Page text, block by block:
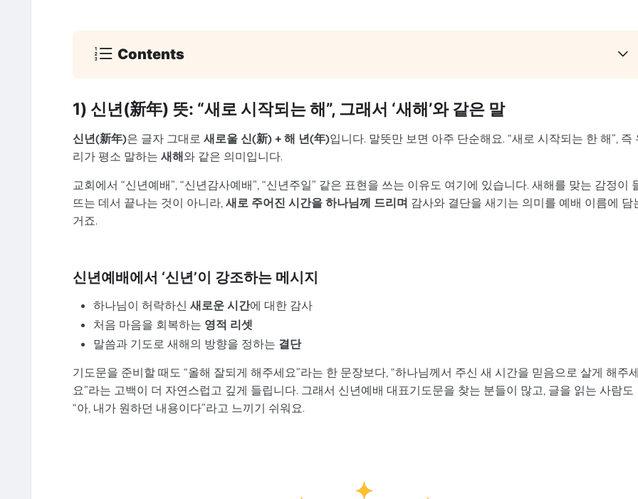
Contents
1) 신년(新年) 뜻: “새로 시작되는 해”, 그래서 ‘새해’와 같은 말
신년(新年)은 글자 그대로 새로울 신(新) + 해 년(年)입니다. 말뜻만 보면 아주 단순해요. “새로 시작되는 한 해”, 즉
리가 평소 말하는 새해와 같은 의미입니다.
교회에서 “신년예배”, “신년감사예배”, “신년주일” 같은 표현을 쓰는 이유도 여기에 있습니다. 새해를 맞는 감정이
뜨는 데서 끝나는 것이 아니라, 새로 주어진 시간을 하나님께 드리며 감사와 결단을 새기는 의미를 예배 이름에 담
거죠.
신년예배에서 ‘신년’이 강조하는 메시지
하나님이 허락하신새로운 시간에 대한 감사
처음 마음을 회복하는 영적 리셋
말씀과 기도로 새해의 방향을 정하는 결단
기도문을 준비할 때도 “올해 잘되게 해주세요”라는 한 문장보다, “하나님께서 주신 새 시간을 믿음으로 살게 해주
요”라는 고백이 더 자연스럽고 깊게 들립니다. 그래서 신년예배 대표기도문을 찾는 분들이 많고, 글을 읽는 사람도
“아, 내가 원하던 내용이다”라고 느끼기 쉬워요.